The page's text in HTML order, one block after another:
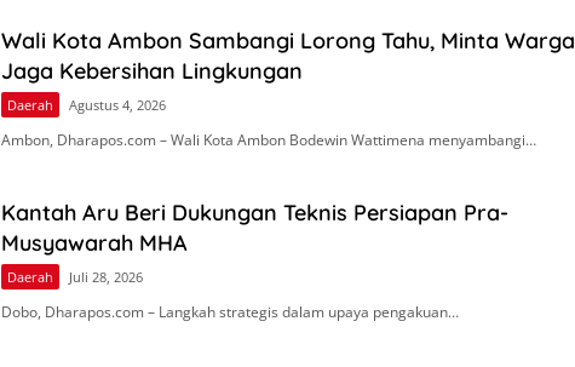
Wali Kota Ambon Sambangi Lorong Tahu, Minta Warga
Jaga Kebersihan Lingkungan
Daerah Agustus 4, 2026
Ambon, Dharapos.com – Wali Kota Ambon Bodewin Wattimena menyambangi…
Kantah Aru Beri Dukungan Teknis Persiapan Pra-
Musyawarah MHA
Daerah Juli 28, 2026
Dobo, Dharapos.com – Langkah strategis dalam upaya pengakuan…